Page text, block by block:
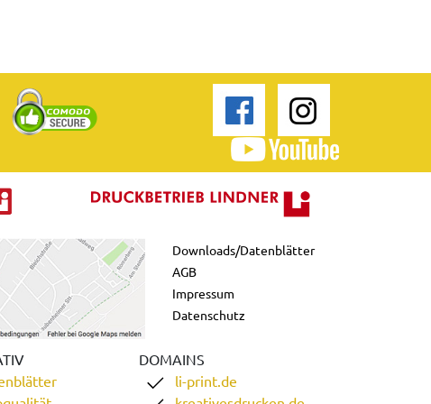
Downloads/Datenblätter
AGB
Impressum
Datenschutz
DOMAINS
li-print.de